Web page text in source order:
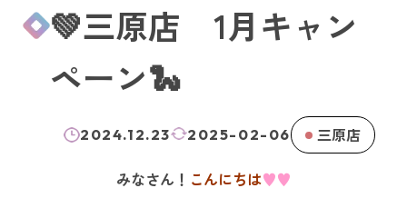
💚三原店 1月キャン
ペーン🐍
2024.12.23 2025-02-06 三原店
みなさん！ こんにちは♥♥